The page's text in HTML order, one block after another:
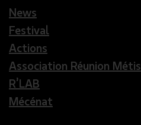
News
Festival
Actions
Association Réunion Métis
R’LAB
Mécénat